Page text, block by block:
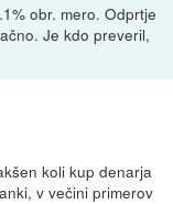
obr. mero. Odprtje
Je kdo preveril,
koli kup denarja
v večini primerov